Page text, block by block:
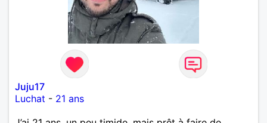
Juju17
Luchat - 21 ans